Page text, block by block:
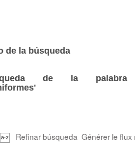
de la búsqueda
de la palabra
Refinar búsqueda Générer le flux